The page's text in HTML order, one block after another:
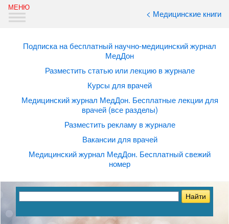
< Медицинские книги
Подписка на бесплатный научно-медицинский журнал
МедДон
Разместить статью или лекцию в журнале
Курсы для врачей
Медицинский журнал МедДон. Бесплатные лекции для
врачей (все разделы)
Разместить рекламу в журнале
Вакансии для врачей
Медицинский журнал МедДон. Бесплатный свежий
номер